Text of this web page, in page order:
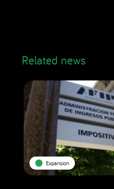
Related news
Expansion